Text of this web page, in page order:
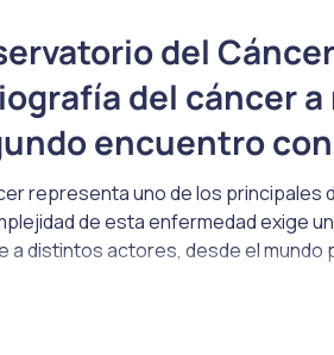
del
del cáncer a
encuentro con
representa uno de los principales
de esta enfermedad exige
a distintos actores, desde el mundo